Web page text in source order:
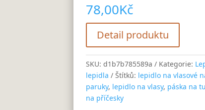
78,00Kč
Detail produktu
SKU:d1b7b785589a Kategorie:
lepidla
Štítků: lepidlo na vlasové
paruky, lepidlo na vlasy, páska na
na příčesky